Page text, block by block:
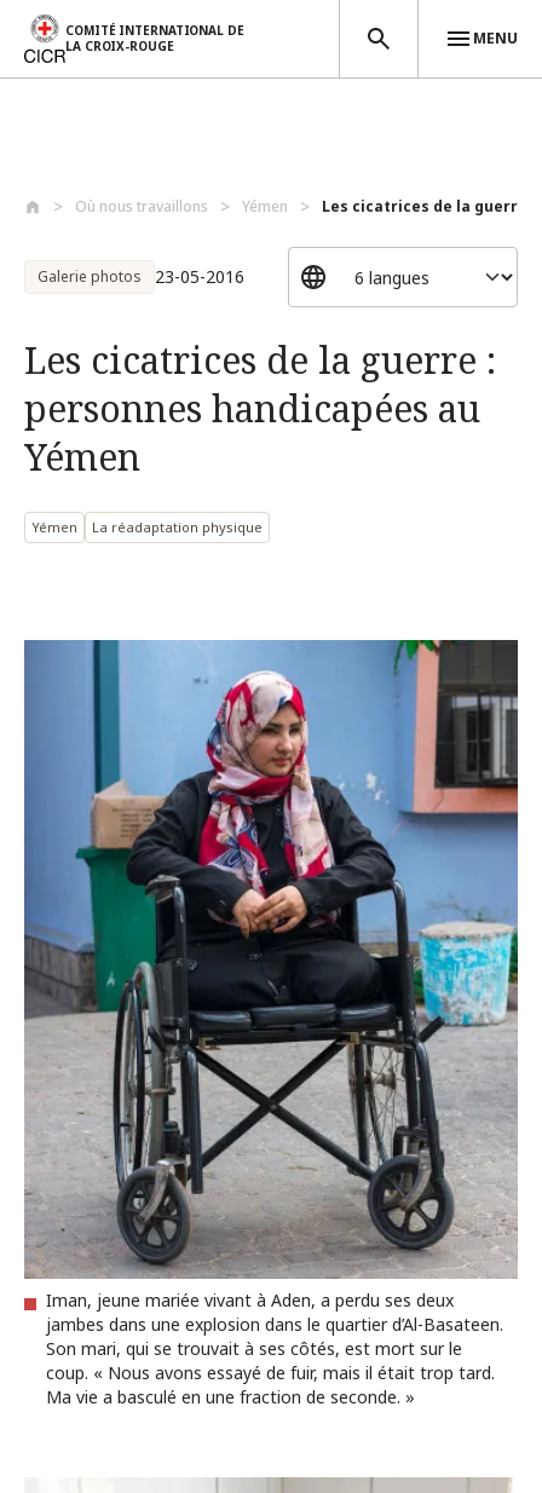
COMITÉ INTERNATIONAL DE
LA CROIX-ROUGE
MENU
Où nous travaillons Yémen Les cicatrices de la guerre :
Galerie photos 23-05-2016
Les cicatrices de la guerre :
personnes handicapées au
Yémen
Yémen La réadaptation physique
Iman, jeune mariée vivant à Aden, a perdu ses deux
jambes dans une explosion dans le quartier d’Al-Basateen.
Son mari, qui se trouvait à ses côtés, est mort sur le
coup. « Nous avons essayé de fuir, mais il était trop tard.
Ma vie a basculé en une fraction de seconde. »